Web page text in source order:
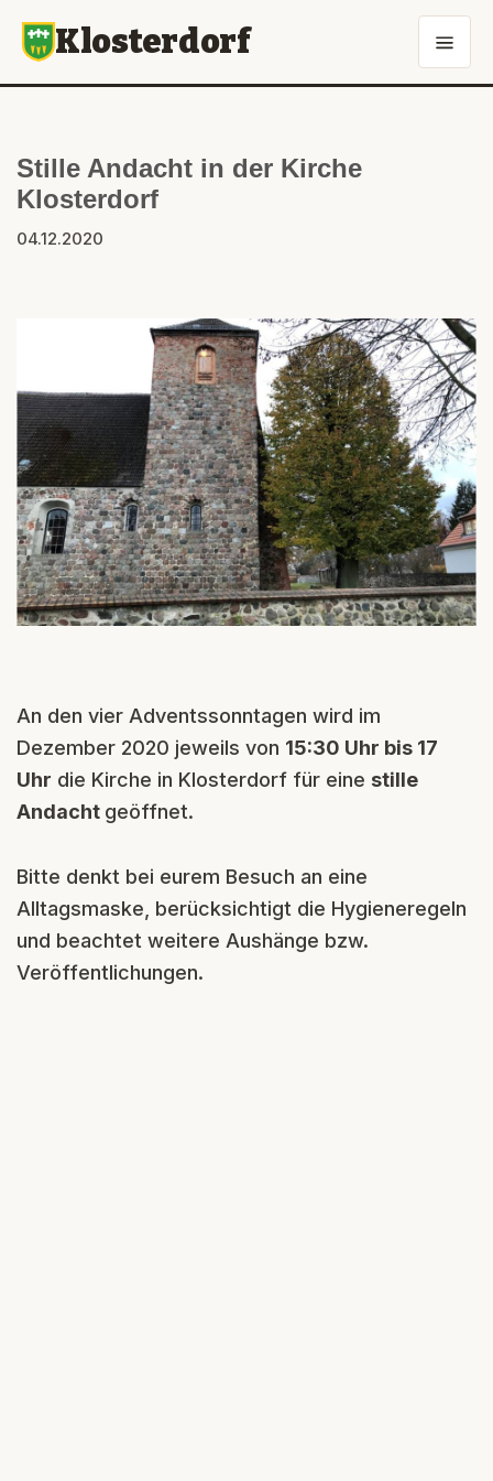
Klosterdorf
Stille Andacht in der Kirche
Klosterdorf
04.12.2020
An den vier Adventssonntagen wird im
Dezember 2020 jeweils von 15:30 Uhr bis 17
Uhr die Kirche in Klosterdorf für eine stille
Andacht geöffnet.
Bitte denkt bei eurem Besuch an eine
Alltagsmaske, berücksichtigt die Hygieneregeln
und beachtet weitere Aushänge bzw.
Veröffentlichungen.